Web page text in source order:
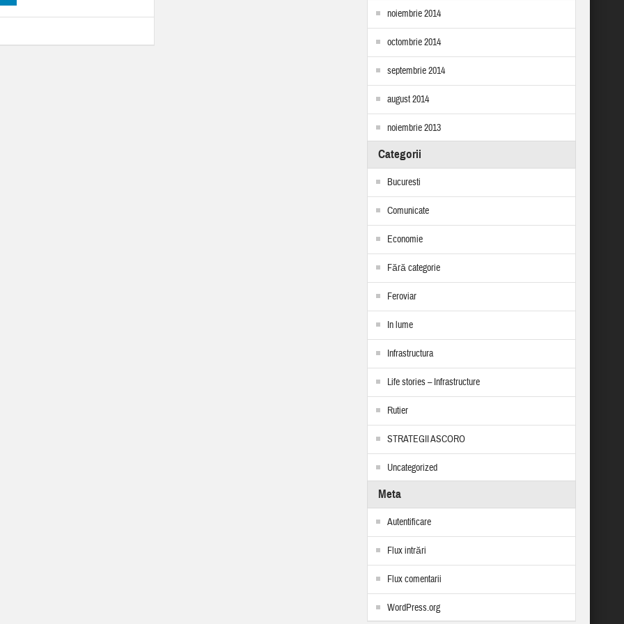
noiembrie 2014
octombrie 2014
septembrie 2014
august 2014
noiembrie 2013
Categorii
Bucuresti
Comunicate
Economie
Fără categorie
Feroviar
In lume
Infrastructura
Life stories – Infrastructure
Rutier
STRATEGII ASCORO
Uncategorized
Meta
Autentificare
Flux intrări
Flux comentarii
WordPress.org